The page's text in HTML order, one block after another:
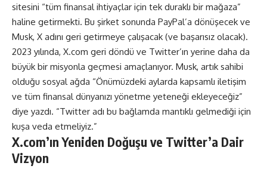
sitesini “tüm finansal ihtiyaçlar için tek duraklı bir mağaza”
haline getirmekti. Bu şirket sonunda PayPal’a dönüşecek ve
Musk, X adını geri getirmeye çalışacak (ve başarısız olacak).
2023 yılında, X.com geri döndü ve Twitter’ın yerine daha da
büyük bir misyonla geçmesi amaçlanıyor. Musk, artık sahibi
olduğu sosyal ağda “Önümüzdeki aylarda kapsamlı iletişim
ve tüm finansal dünyanızı yönetme yeteneği ekleyeceğiz”
diye yazdı. “Twitter adı bu bağlamda mantıklı gelmediği için
kuşa veda etmeliyiz.”
X.com’ın Yeniden Doğuşu ve Twitter’a Dair
Vizyon